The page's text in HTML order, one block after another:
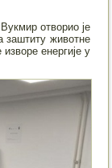
отворио је
заштиту животне
енергије у